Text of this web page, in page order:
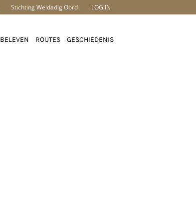
Stichting Weldadig Oord LOG IN
BELEVEN ROUTES GESCHIEDENIS